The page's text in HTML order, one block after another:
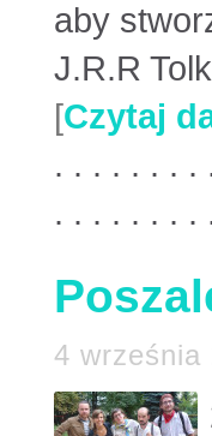
aby
J.R.R
[Czytaj
. . . . . . . .
. . . . . . . .
4 września